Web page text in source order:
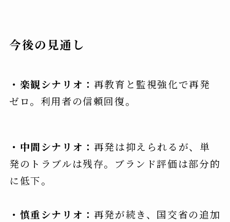
今後の見通し
・楽観シナリオ： 再教育と監視強化で再発
ゼロ。利用者の信頼回復。
・中間シナリオ： 再発は抑えられるが、単
発のトラブルは残存。ブランド評価は部分的
に低下。
・慎重シナリオ： 再発が続き、国交省の追加